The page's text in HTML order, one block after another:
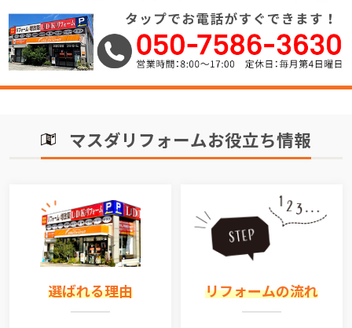
マスダリフォームお役立ち情報
選ばれる理由 リフォームの流れ